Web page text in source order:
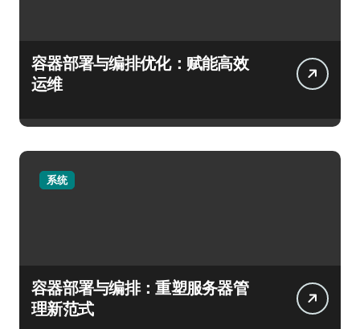
容器部署与编排优化：赋能高效
运维
系统
容器部署与编排：重塑服务器管
理新范式